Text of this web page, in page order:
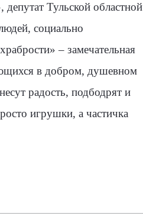
депутат Тульской областной
социально
– замечательная
в добром, душевном
радость, подбодрят и
игрушки, а частичка